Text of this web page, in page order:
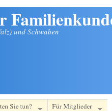
und Schwaben
Sie tun? Für Mitglieder